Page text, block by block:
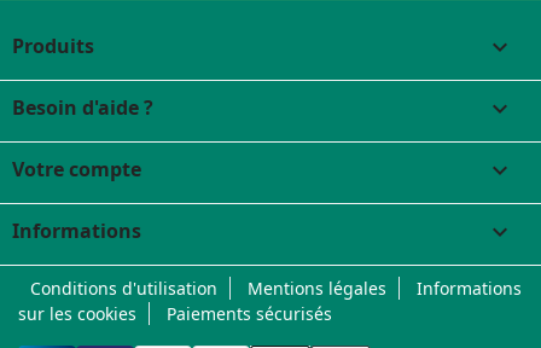
Produits 
Besoin d'aide ? 
Votre compte 
Informations keyboard_arrow_down
Conditions d'utilisation Mentions légales
Informations
sur les cookies
Paiements sécurisés